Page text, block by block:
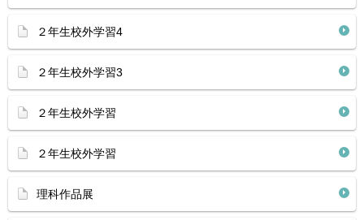
２年生校外学習4
２年生校外学習3
２年生校外学習
２年生校外学習
理科作品展